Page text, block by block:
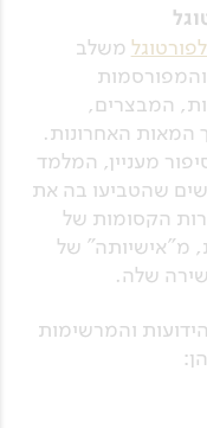
משלב
המבצרים,
המאות האחרונות.
מעניין, המלמד
שהטביעו בה את
הקסומות של
מ"אישיותה" של
שלה.
והמרשימות